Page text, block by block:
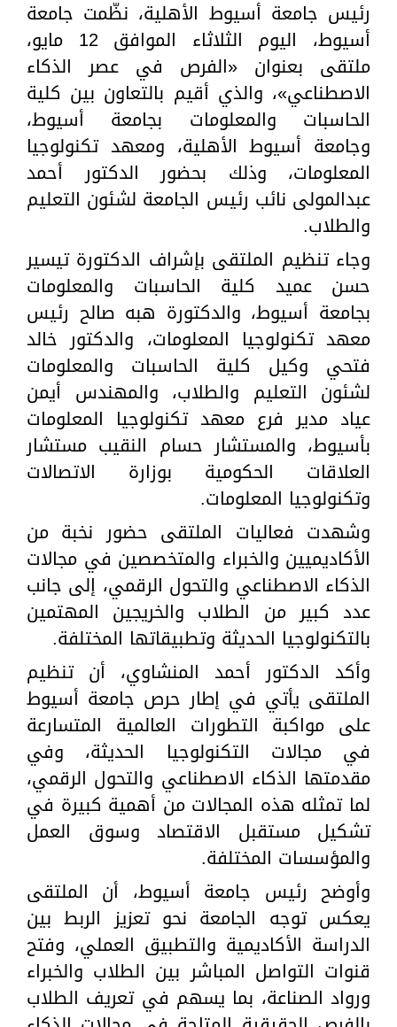
رئيس جامعة أسيوط الأهلية، نظّمت جامعة
أسيوط، اليوم الثلاثاء الموافق 12 مايو،
ملتقى بعنوان «الفرص في عصر الذكاء
الاصطناعي»، والذي أقيم بالتعاون بين كلية
الحاسبات والمعلومات بجامعة أسيوط،
وجامعة أسيوط الأهلية، ومعهد تكنولوجيا
المعلومات، وذلك بحضور الدكتور أحمد
عبدالمولى نائب رئيس الجامعة لشئون التعليم
والطلاب.
وجاء تنظيم الملتقى بإشراف الدكتورة تيسير
حسن عميد كلية الحاسبات والمعلومات
بجامعة أسيوط، والدكتورة هبه صالح رئيس
معهد تكنولوجيا المعلومات، والدكتور خالد
فتحي وكيل كلية الحاسبات والمعلومات
لشئون التعليم والطلاب، والمهندس أيمن
عياد مدير فرع معهد تكنولوجيا المعلومات
بأسيوط، والمستشار حسام النقيب مستشار
العلاقات الحكومية بوزارة الاتصالات
وتكنولوجيا المعلومات.
وشهدت فعاليات الملتقى حضور نخبة من
الأكاديميين والخبراء والمتخصصين في مجالات
الذكاء الاصطناعي والتحول الرقمي، إلى جانب
عدد كبير من الطلاب والخريجين المهتمين
بالتكنولوجيا الحديثة وتطبيقاتها المختلفة.
وأكد الدكتور أحمد المنشاوي، أن تنظيم
الملتقى يأتي في إطار حرص جامعة أسيوط
على مواكبة التطورات العالمية المتسارعة
في مجالات التكنولوجيا الحديثة، وفي
مقدمتها الذكاء الاصطناعي والتحول الرقمي،
لما تمثله هذه المجالات من أهمية كبيرة في
تشكيل مستقبل الاقتصاد وسوق العمل
والمؤسسات المختلفة.
وأوضح رئيس جامعة أسيوط، أن الملتقى
يعكس توجه الجامعة نحو تعزيز الربط بين
الدراسة الأكاديمية والتطبيق العملي، وفتح
قنوات التواصل المباشر بين الطلاب والخبراء
ورواد الصناعة، بما يسهم في تعريف الطلاب